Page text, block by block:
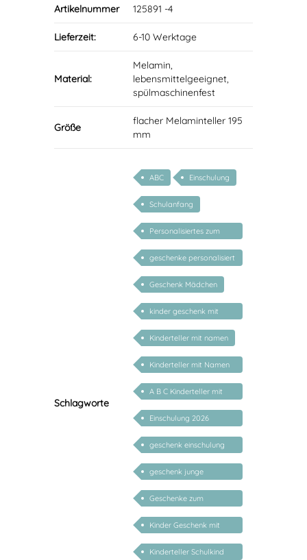
Artikelnummer 125891 -4
Lieferzeit: 6-10 Werktage
Material:
Melamin,
lebensmittelgeeignet,
spülmaschinenfest
Größe
flacher Melaminteller 195
mm
Schlagworte
ABC Einschulung
Schulanfang
Personalisiertes zum
Schulanfang
geschenke personalisiert
kinder
Geschenk Mädchen
kinder geschenk mit
namen
Kinderteller mit namen
Kinderteller mit Namen
personalisiert
A B C Kinderteller mit
Name
Einschulung 2026
Kinderteller
geschenk einschulung
personalisiert
geschenk junge
mädchen
Geschenke zum
Schulanfang
Kinder Geschenk mit
Namen
Kinderteller Schulkind